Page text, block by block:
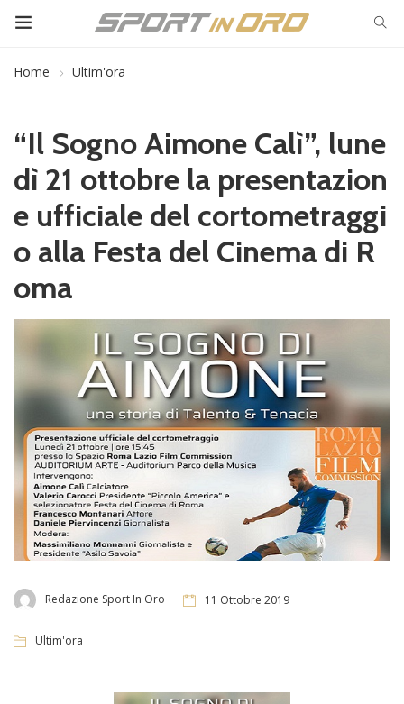
Home Ultim'ora
“Il Sogno Aimone Calì”, lune
dì 21 ottobre la presentazion
e ufficiale del cortometraggi
o alla Festa del Cinema di R
oma
Redazione Sport In Oro 11 Ottobre 2019
Ultim'ora